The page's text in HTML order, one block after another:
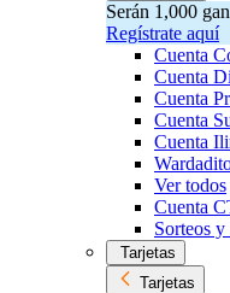
Serán 1,000
Regístrate aquí
Cuenta
Cuenta
Cuenta
Cuenta
Cuenta
Ver todos
Cuenta
Sorteos
Tarjetas
Tarjetas